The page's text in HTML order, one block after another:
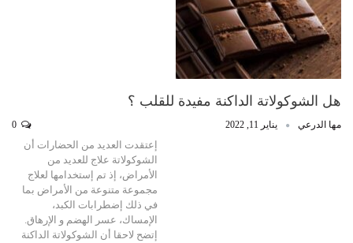
هل الشوكولاتة الداكنة مفيدة للقلب ؟
مها الدرعي يناير 11, 2022
إعتقدت العديد من الحضارات أن
الشوكولاتة علاج للعديد من
الأمراض، إذ تم إستخدامها لعلاج
مجموعة متنوعة من الأمراض بما
في ذلك إضطرابات الكبد،
الإمساك، عسر الهضم و الإرهاق.
إتضح لاحقا أن الشوكولاتة الداكنة